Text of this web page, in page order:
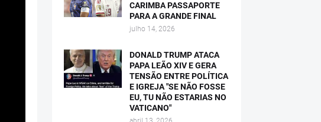
CARIMBA PASSAPORTE
PARA A GRANDE FINAL
julho 14, 2026
DONALD TRUMP ATACA
PAPA LEÃO XIV E GERA
TENSÃO ENTRE POLÍTICA
E IGREJA "SE NÃO FOSSE
EU, TU NÃO ESTARIAS NO
VATICANO"